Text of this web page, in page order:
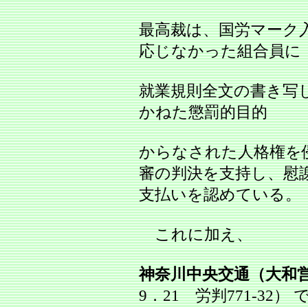
最高裁は、国労マーク
応じなかった組合員に
就業規則全文の書き写
かねた懲罰的目的
からなされた人格権を
審の判決を支持し、慰
支払いを認めている。
これに加え、
神奈川中央交通（大和
9．21 労判771‐32）